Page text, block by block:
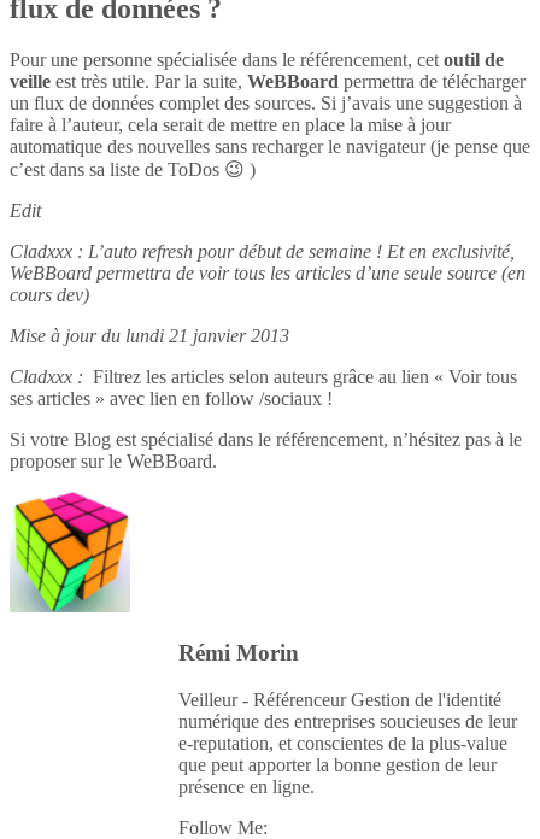
flux de données ?
Pour une personne spécialisée dans le référencement, cet outil de
veille est très utile. Par la suite, WeBBoard permettra de télécharger
un flux de données complet des sources. Si j’avais une suggestion à
faire à l’auteur, cela serait de mettre en place la mise à jour
automatique des nouvelles sans recharger le navigateur (je pense que
c’est dans sa liste de ToDos 😉 )
Edit
Cladxxx : L’auto refresh pour début de semaine ! Et en exclusivité,
WeBBoard permettra de voir tous les articles d’une seule source (en
cours dev)
Mise à jour du lundi 21 janvier 2013
Cladxxx : Filtrez les articles selon auteurs grâce au lien « Voir tous
ses articles » avec lien en follow /sociaux !
Si votre Blog est spécialisé dans le référencement, n’hésitez pas à le
proposer sur le WeBBoard.
Rémi Morin
Veilleur - Référenceur Gestion de l'identité
numérique des entreprises soucieuses de leur
e-reputation, et conscientes de la plus-value
que peut apporter la bonne gestion de leur
présence en ligne.
Follow Me: